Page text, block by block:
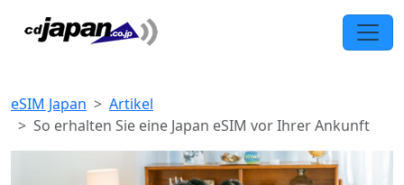
eSIM Japan
Artikel
So erhalten Sie eine Japan eSIM vor Ihrer Ankunft